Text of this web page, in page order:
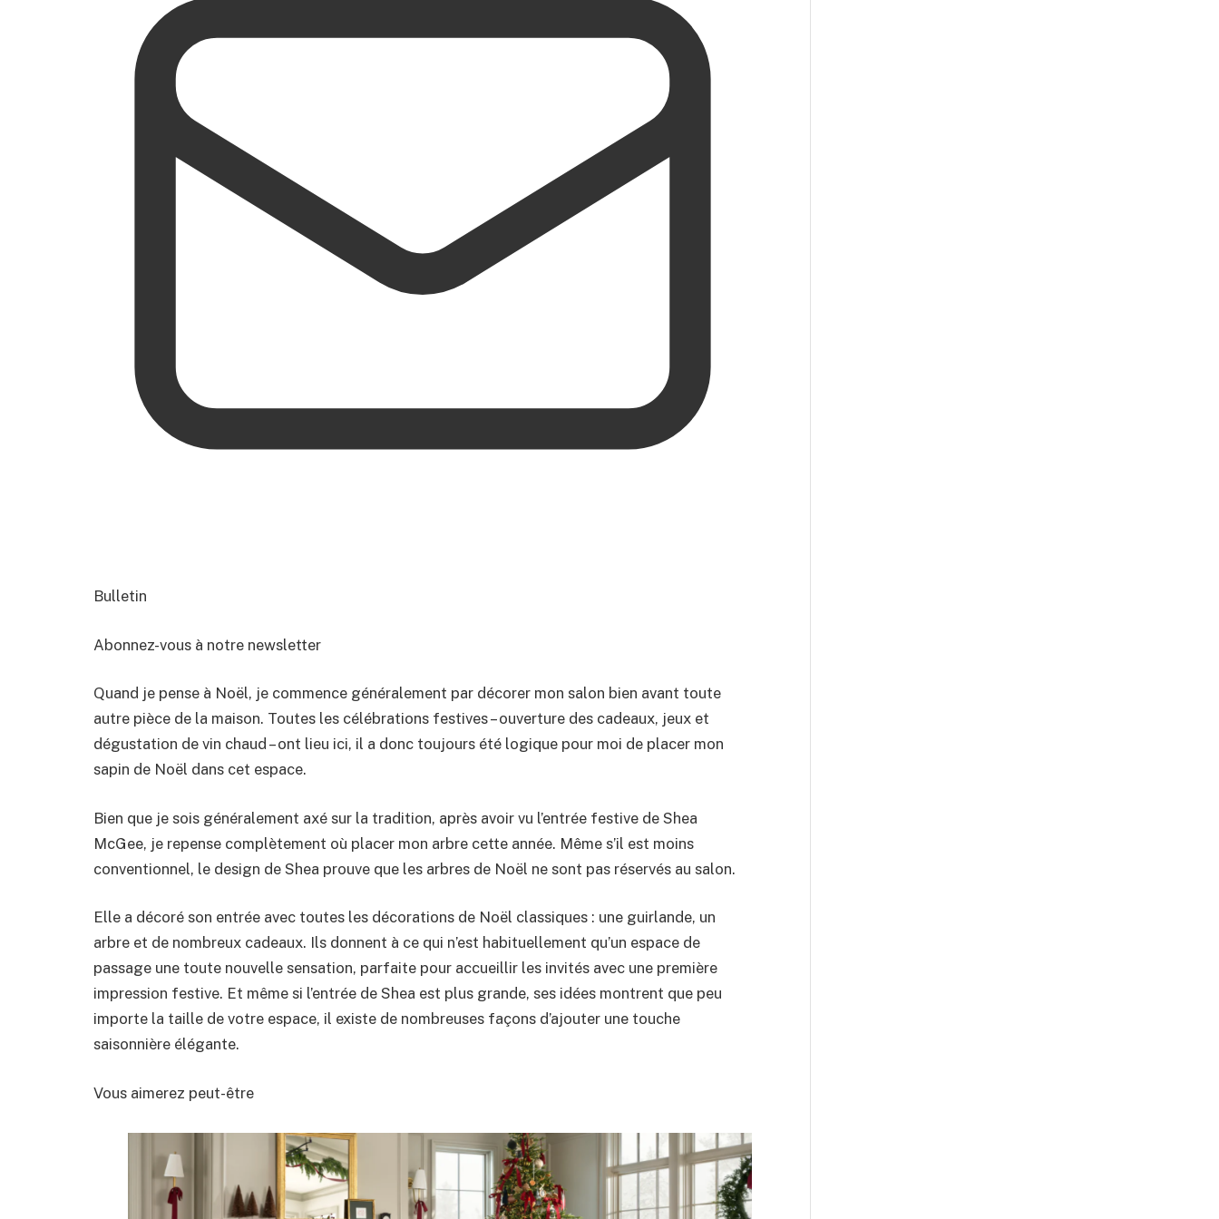
Bulletin
Abonnez-vous à notre newsletter
Quand je pense à Noël, je commence généralement par décorer mon salon bien avant toute
autre pièce de la maison. Toutes les célébrations festives – ouverture des cadeaux, jeux et
dégustation de vin chaud – ont lieu ici, il a donc toujours été logique pour moi de placer mon
sapin de Noël dans cet espace.
Bien que je sois généralement axé sur la tradition, après avoir vu l’entrée festive de Shea
McGee, je repense complètement où placer mon arbre cette année. Même s’il est moins
conventionnel, le design de Shea prouve que les arbres de Noël ne sont pas réservés au salon.
Elle a décoré son entrée avec toutes les décorations de Noël classiques : une guirlande, un
arbre et de nombreux cadeaux. Ils donnent à ce qui n’est habituellement qu’un espace de
passage une toute nouvelle sensation, parfaite pour accueillir les invités avec une première
impression festive. Et même si l’entrée de Shea est plus grande, ses idées montrent que peu
importe la taille de votre espace, il existe de nombreuses façons d’ajouter une touche
saisonnière élégante.
Vous aimerez peut-être